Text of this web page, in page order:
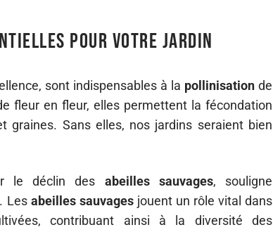
pour votre jardin
sont indispensables à la pollinisation de
fleur en fleur, elles permettent la fécondation
graines. Sans elles, nos jardins seraient bien
le déclin des abeilles sauvages, souligne
Les abeilles sauvagesjouent un rôle vital dans
contribuant ainsi à la diversité des